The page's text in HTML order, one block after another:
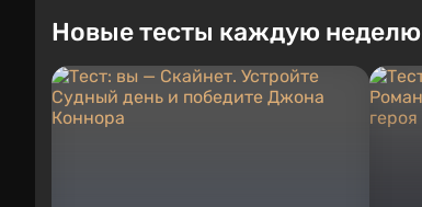
Новые тесты каждую неделю